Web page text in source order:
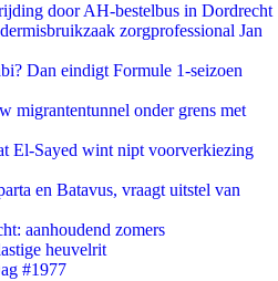
door AH-bestelbus in Dordrecht
zorgprofessional Jan
Dan eindigt Formule 1-seizoen
migrantentunnel onder grens met
El-Sayed wint nipt voorverkiezing
en Batavus, vraagt uitstel van
aanhoudend zomers
heuvelrit
#1977